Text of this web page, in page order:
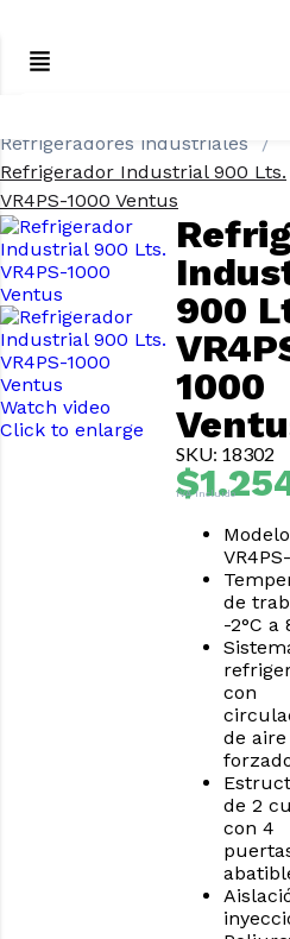
Refrigeradores industriales
Refrigerador Industrial 900 Lts.
VR4PS-1000 Ventus
Watch video
Click to enlarge
900
1000
SKU: 18302
$
IVA Incluido
Modelo
de
-2°C a
con
de aire
de 2
con 4